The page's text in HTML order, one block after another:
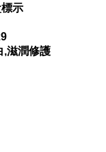
示
,滋潤修護